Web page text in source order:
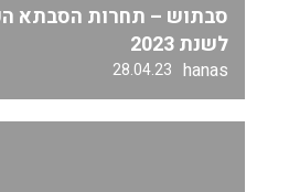
סבתוש – תחרות הסבתא
לשנת 2023
hanas
28.04.23